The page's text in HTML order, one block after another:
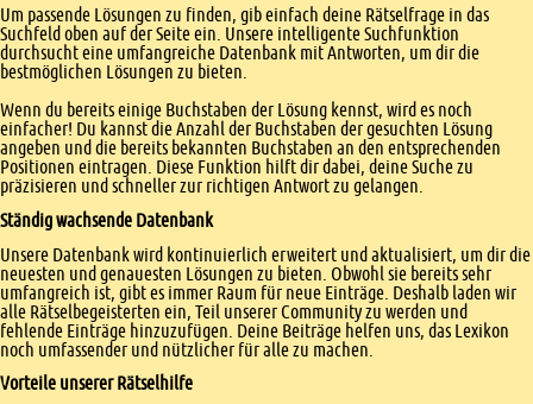
Um passende Lösungen zu finden, gib einfach deine Rätselfrage in das
Suchfeld oben auf der Seite ein. Unsere intelligente Suchfunktion
durchsucht eine umfangreiche Datenbank mit Antworten, um dir die
bestmöglichen Lösungen zu bieten.
Wenn du bereits einige Buchstaben der Lösung kennst, wird es noch
einfacher! Du kannst die Anzahl der Buchstaben der gesuchten Lösung
angeben und die bereits bekannten Buchstaben an den entsprechenden
Positionen eintragen. Diese Funktion hilft dir dabei, deine Suche zu
präzisieren und schneller zur richtigen Antwort zu gelangen.
Ständig wachsende Datenbank
Unsere Datenbank wird kontinuierlich erweitert und aktualisiert, um dir die
neuesten und genauesten Lösungen zu bieten. Obwohl sie bereits sehr
umfangreich ist, gibt es immer Raum für neue Einträge. Deshalb laden wir
alle Rätselbegeisterten ein, Teil unserer Community zu werden und
fehlende Einträge hinzuzufügen. Deine Beiträge helfen uns, das Lexikon
noch umfassender und nützlicher für alle zu machen.
Vorteile unserer Rätselhilfe